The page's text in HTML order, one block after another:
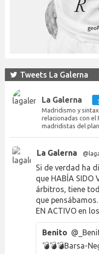
Tweets La Galerna
La Galerna
Madridismo y
relacionadas con el
madridistas del
La Galerna
Si de verdad ha
que HABÍA SIDO
árbitros, tiene
que
EN ACTIVO en
Benito
💣💣💣Barsa-